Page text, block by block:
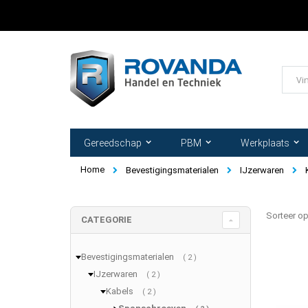
inhoud
Gereedschap PBM Werkplaats
Home Bevestigingsmaterialen IJzerwaren
CATEGORIE
Bevestigingsmaterialen 2producten
IJzerwaren 2producten
Kabels 2producten
Sorteer op